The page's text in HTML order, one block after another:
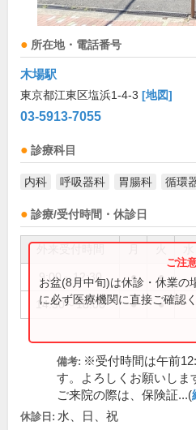
所在地・電話番号
木場駅
東京都江東区塩浜1-4-3 [地図]
03-5913-7055
診療科目
内科 呼吸器科 胃腸科 循環
診療/受付時間・休診日
9:00～12:30 ● ●
14:30～18:00 ● ●
お盆(8月中旬)は休診・休業の
に必ず医療機関に直接ご確認く
備考: ※受付時間は午前
す。よろしくお願いしま
ご来院の際は、保険証...(
休診日: 水、日、祝